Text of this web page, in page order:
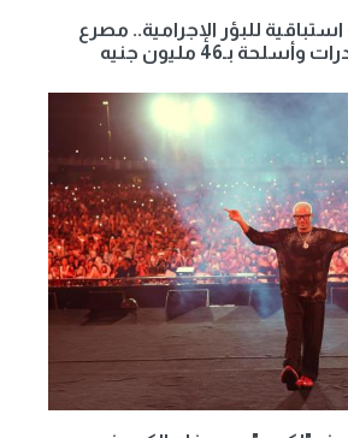
للبؤر الإجرامية.. مصرع